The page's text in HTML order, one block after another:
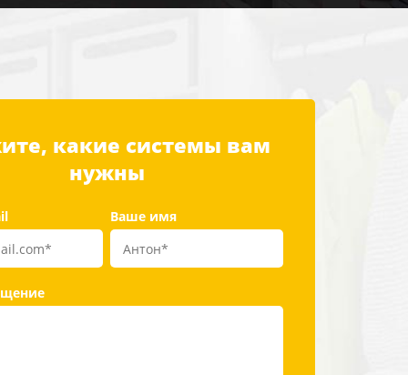
какие системы вам
нужны
Ваше имя